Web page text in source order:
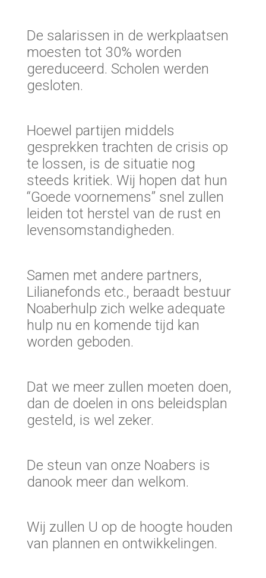
De salarissen in de werkplaatsen
moesten tot 30% worden
gereduceerd. Scholen werden
gesloten.
Hoewel partijen middels
gesprekken trachten de crisis op
te lossen, is de situatie nog
steeds kritiek. Wij hopen dat hun
“Goede voornemens” snel zullen
leiden tot herstel van de rust en
levensomstandigheden.
Samen met andere partners,
Lilianefonds etc., beraadt bestuur
Noaberhulp zich welke adequate
hulp nu en komende tijd kan
worden geboden.
Dat we meer zullen moeten doen,
dan de doelen in ons beleidsplan
gesteld, is wel zeker.
De steun van onze Noabers is
danook meer dan welkom.
Wij zullen U op de hoogte houden
van plannen en ontwikkelingen.